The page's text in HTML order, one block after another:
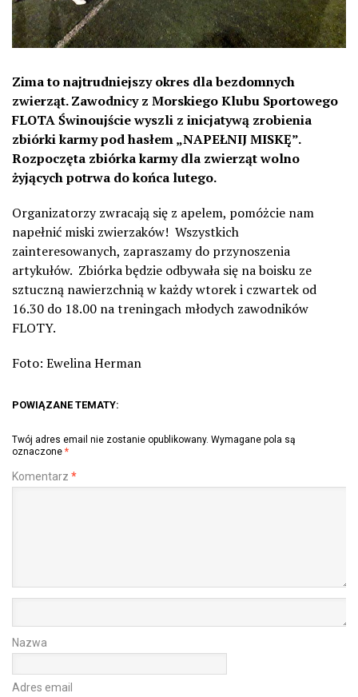
Zima to najtrudniejszy okres dla bezdomnych
zwierząt. Zawodnicy z Morskiego Klubu Sportowego
FLOTA Świnoujście wyszli z inicjatywą zrobienia
zbiórki karmy pod hasłem „NAPEŁNIJ MISKĘ”.
Rozpoczęta zbiórka karmy dla zwierząt wolno
żyjących potrwa do końca lutego.
Organizatorzy zwracają się z apelem, pomóżcie nam
napełnić miski zwierzaków! Wszystkich
zainteresowanych, zapraszamy do przynoszenia
artykułów. Zbiórka będzie odbywała się na boisku ze
sztuczną nawierzchnią w każdy wtorek i czwartek od
16.30 do 18.00 na treningach młodych zawodników
FLOTY.
Foto: Ewelina Herman
POWIĄZANE TEMATY:
Twój adres email nie zostanie opublikowany. Wymagane pola są
oznaczone *
Komentarz *
Nazwa
Adres email